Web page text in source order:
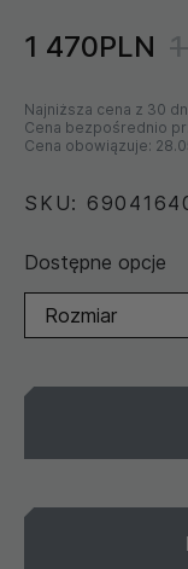
1 470PLN
Najniższa cena z 30
Cena bezpośrednio
Cena obowiązuje:
SKU:
Dostępne opcje
Rozmiar